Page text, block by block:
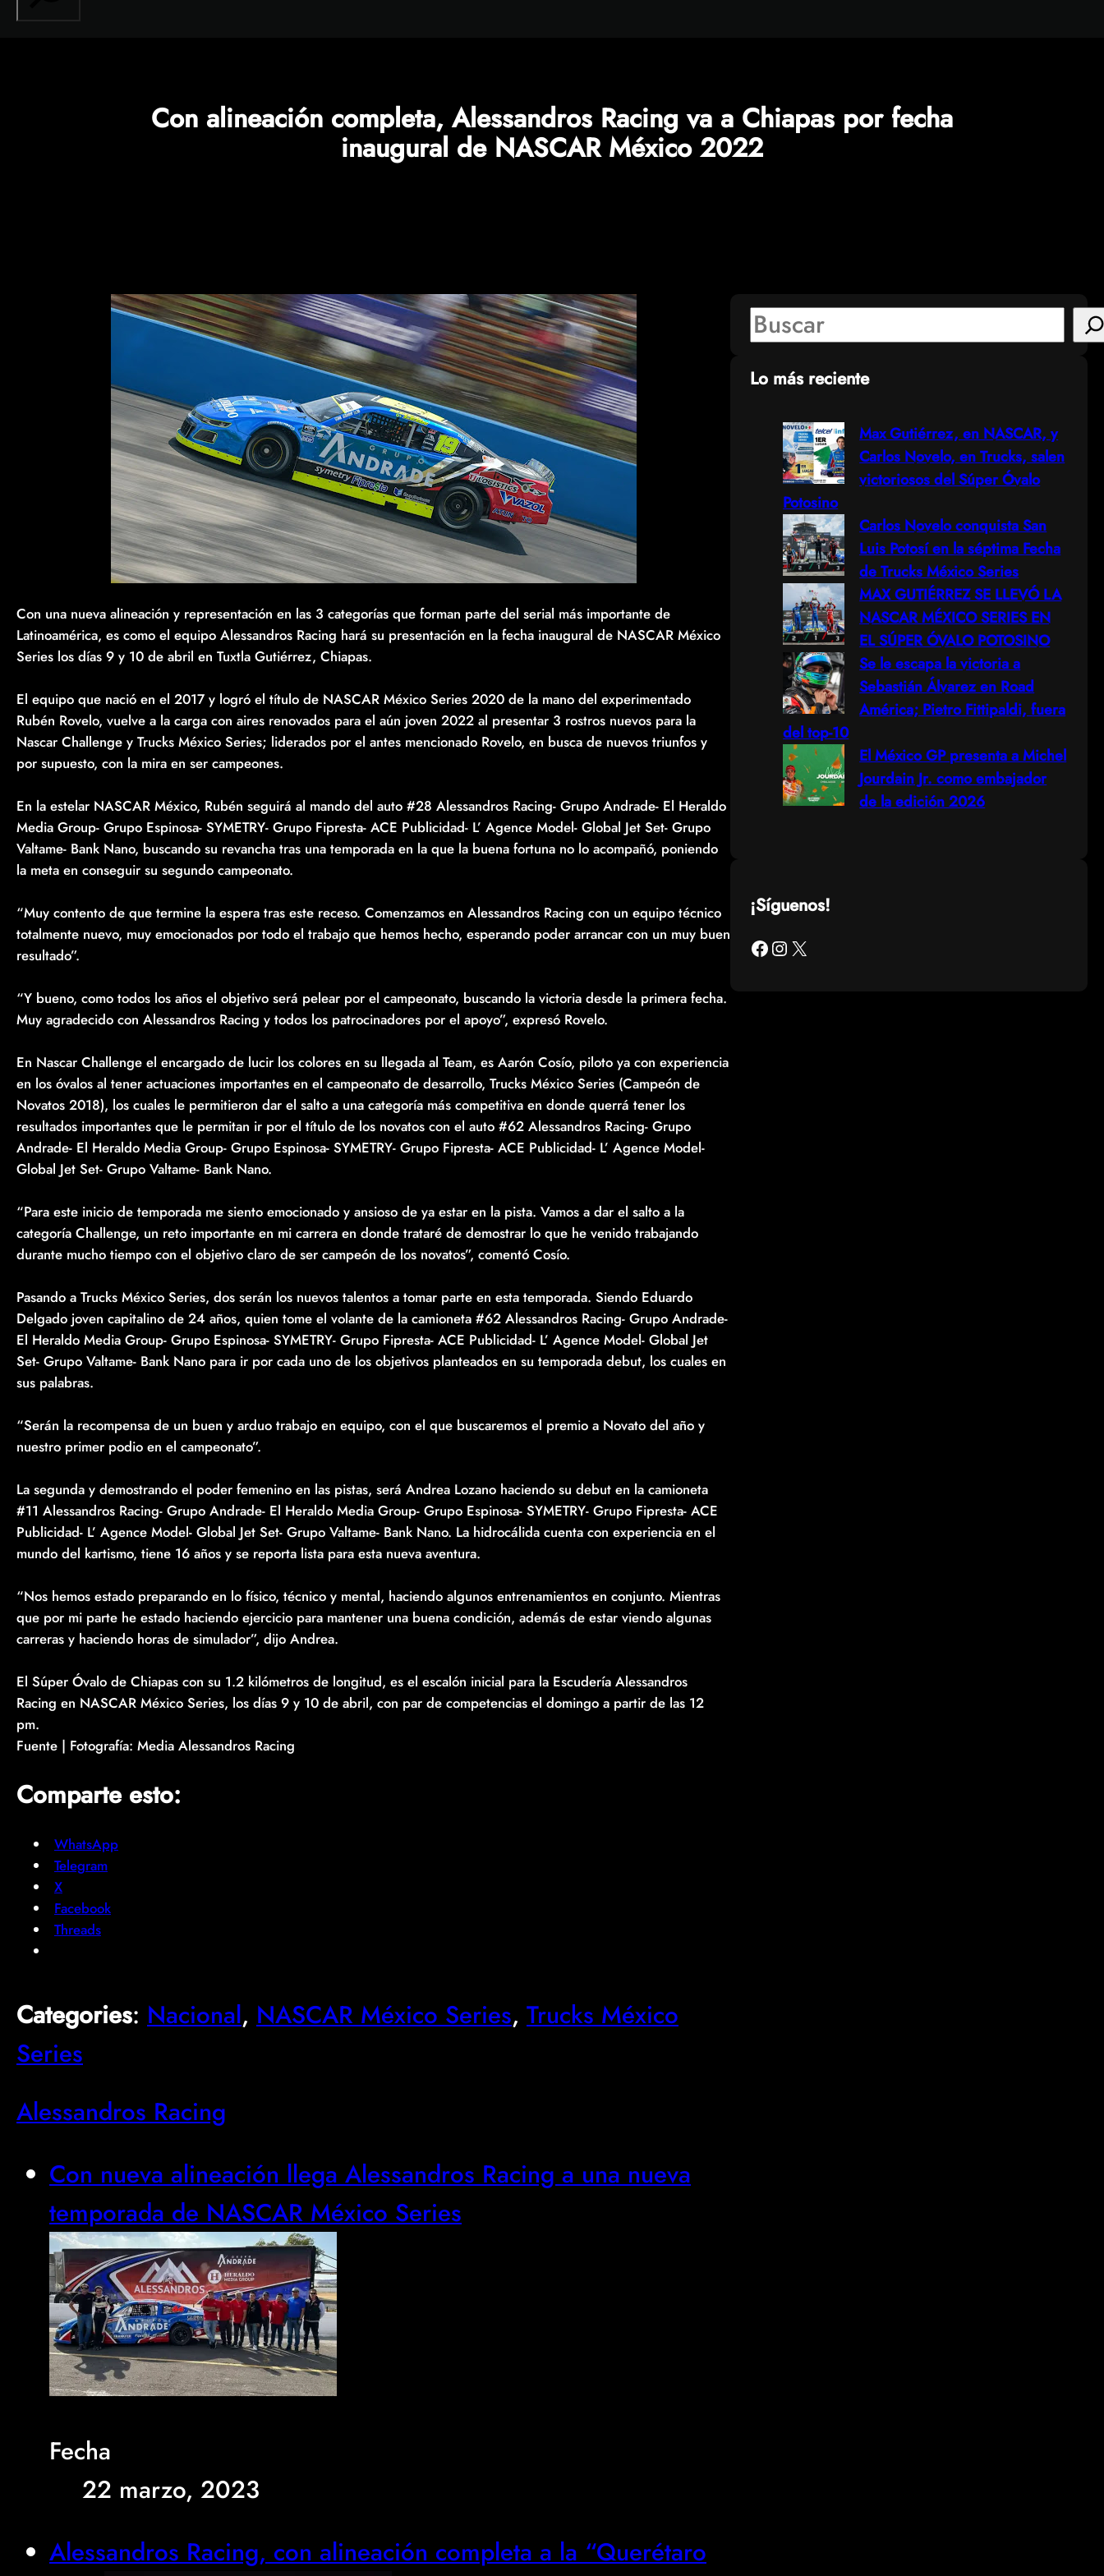
Con alineación completa, Alessandros Racing va a Chiapas por fecha
inaugural de NASCAR México 2022
Con una nueva alineación y representación en las 3 categorías que forman parte del serial más importante de
Latinoamérica, es como el equipo Alessandros Racing hará su presentación en la fecha inaugural de NASCAR México
Series los días 9 y 10 de abril en Tuxtla Gutiérrez, Chiapas.
El equipo que nació en el 2017 y logró el título de NASCAR México Series 2020 de la mano del experimentado
Rubén Rovelo, vuelve a la carga con aires renovados para el aún joven 2022 al presentar 3 rostros nuevos para la
Nascar Challenge y Trucks México Series; liderados por el antes mencionado Rovelo, en busca de nuevos triunfos y
por supuesto, con la mira en ser campeones.
En la estelar NASCAR México, Rubén seguirá al mando del auto #28 Alessandros Racing- Grupo Andrade- El Heraldo
Media Group- Grupo Espinosa- SYMETRY- Grupo Fipresta- ACE Publicidad- L’ Agence Model- Global Jet Set- Grupo
Valtame- Bank Nano, buscando su revancha tras una temporada en la que la buena fortuna no lo acompañó, poniendo
la meta en conseguir su segundo campeonato.
“Muy contento de que termine la espera tras este receso. Comenzamos en Alessandros Racing con un equipo técnico
totalmente nuevo, muy emocionados por todo el trabajo que hemos hecho, esperando poder arrancar con un muy buen
resultado”.
“Y bueno, como todos los años el objetivo será pelear por el campeonato, buscando la victoria desde la primera fecha.
Muy agradecido con Alessandros Racing y todos los patrocinadores por el apoyo”, expresó Rovelo.
En Nascar Challenge el encargado de lucir los colores en su llegada al Team, es Aarón Cosío, piloto ya con experiencia
en los óvalos al tener actuaciones importantes en el campeonato de desarrollo, Trucks México Series (Campeón de
Novatos 2018), los cuales le permitieron dar el salto a una categoría más competitiva en donde querrá tener los
resultados importantes que le permitan ir por el título de los novatos con el auto #62 Alessandros Racing- Grupo
Andrade- El Heraldo Media Group- Grupo Espinosa- SYMETRY- Grupo Fipresta- ACE Publicidad- L’ Agence Model-
Global Jet Set- Grupo Valtame- Bank Nano.
“Para este inicio de temporada me siento emocionado y ansioso de ya estar en la pista. Vamos a dar el salto a la
categoría Challenge, un reto importante en mi carrera en donde trataré de demostrar lo que he venido trabajando
durante mucho tiempo con el objetivo claro de ser campeón de los novatos”, comentó Cosío.
Pasando a Trucks México Series, dos serán los nuevos talentos a tomar parte en esta temporada. Siendo Eduardo
Delgado joven capitalino de 24 años, quien tome el volante de la camioneta #62 Alessandros Racing- Grupo Andrade-
El Heraldo Media Group- Grupo Espinosa- SYMETRY- Grupo Fipresta- ACE Publicidad- L’ Agence Model- Global Jet
Set- Grupo Valtame- Bank Nano para ir por cada uno de los objetivos planteados en su temporada debut, los cuales en
sus palabras.
“Serán la recompensa de un buen y arduo trabajo en equipo, con el que buscaremos el premio a Novato del año y
nuestro primer podio en el campeonato”.
La segunda y demostrando el poder femenino en las pistas, será Andrea Lozano haciendo su debut en la camioneta
#11 Alessandros Racing- Grupo Andrade- El Heraldo Media Group- Grupo Espinosa- SYMETRY- Grupo Fipresta- ACE
Publicidad- L’ Agence Model- Global Jet Set- Grupo Valtame- Bank Nano. La hidrocálida cuenta con experiencia en el
mundo del kartismo, tiene 16 años y se reporta lista para esta nueva aventura.
“Nos hemos estado preparando en lo físico, técnico y mental, haciendo algunos entrenamientos en conjunto. Mientras
que por mi parte he estado haciendo ejercicio para mantener una buena condición, además de estar viendo algunas
carreras y haciendo horas de simulador”, dijo Andrea.
El Súper Óvalo de Chiapas con su 1.2 kilómetros de longitud, es el escalón inicial para la Escudería Alessandros
Racing en NASCAR México Series, los días 9 y 10 de abril, con par de competencias el domingo a partir de las 12
pm.
Fuente | Fotografía: Media Alessandros Racing
Comparte esto:
WhatsApp
Telegram
X
Facebook
Threads
Categories: Nacional, NASCAR México Series, Trucks México
Series
Alessandros Racing
Con nueva alineación llega Alessandros Racing a una nueva
temporada de NASCAR México Series
Fecha
22 marzo, 2023
Alessandros Racing, con alineación completa a la “Querétaro
S
eLo más reciente
Max Gutiérrez, en NASCAR, y
Carlos Novelo, en Trucks, salen
victoriosos del Súper Óvalo
Potosino
Carlos Novelo conquista San
Luis Potosí en la séptima Fecha
de Trucks México Series
MAX GUTIÉRREZ SE LLEVÓ LA
NASCAR MÉXICO SERIES EN
EL SÚPER ÓVALO POTOSINO
Se le escapa la victoria a
Sebastián Álvarez en Road
América; Pietro Fittipaldi, fuera
del top-10
El México GP presenta a Michel
Jourdain Jr. como embajador
de la edición 2026
¡Síguenos!
Facebook Instagram X